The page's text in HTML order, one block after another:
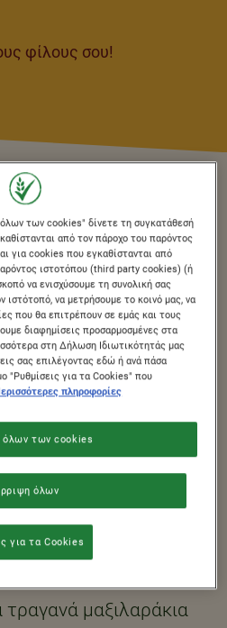
φίλους σου!
ΚΑΙ
ΚΆΝΕΙ
ΣΤΟ
ΣΟΥ!
τραγανά μαξιλαράκια
των cookies" δίνετε τη συγκατάθεσή
από τον πάροχο του παρόντος
για cookies που εγκαθίστανται από
ιστοτόπου (third party cookies) (ή
να ενισχύσουμε τη συνολική σας
ιστότοπό, να μετρήσουμε το κοινό μας, να
που θα επιτρέπουν σε εμάς και τους
διαφημίσεις προσαρμοσμένες στα
στη Δήλωση Ιδιωτικότητάς μας
σας επιλέγοντας εδώ ή ανά πάσα
"Ρυθμίσεις για τα Cookies" που
πληροφορίες
όλων
όλων των cookies
για τα Cookies